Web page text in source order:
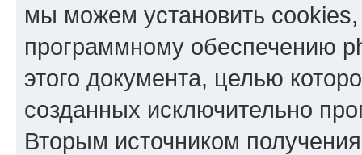
мы можем установить
программному обеспечению
этого документа, целью
созданных исключительно
Вторым источником